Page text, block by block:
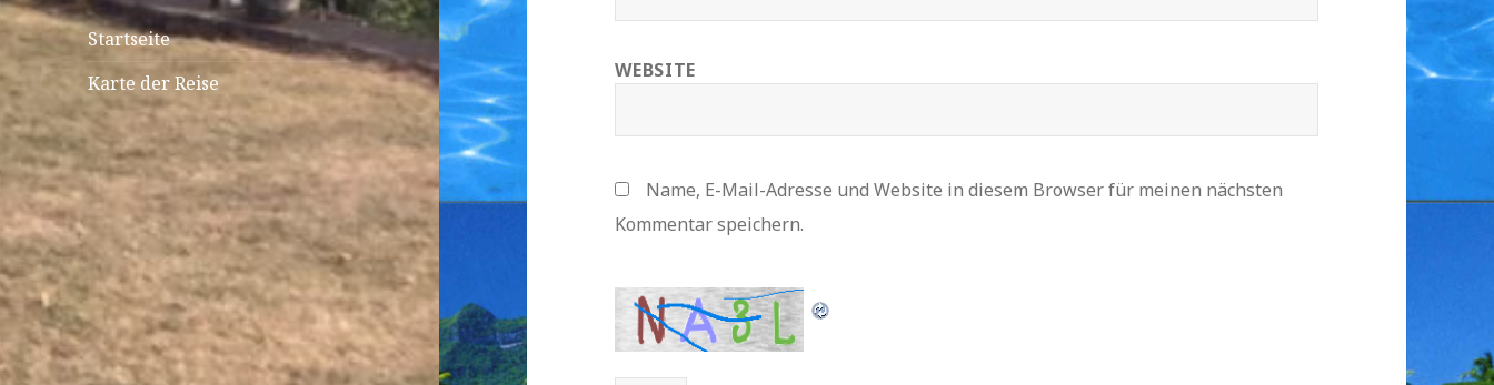
Startseite
Karte der Reise
WEBSITE
Name, E-Mail-Adresse und Website in diesem Browser für meinen nächsten
Kommentar speichern.